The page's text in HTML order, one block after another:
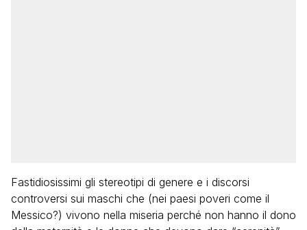
Fastidiosissimi gli stereotipi di genere e i discorsi
controversi sui maschi che (nei paesi poveri come il
Messico?) vivono nella miseria perché non hanno il dono